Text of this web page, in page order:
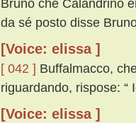
Bruno che Calandrino
da sé posto disse
[Voice: elissa ]
[ 042 ] Buffalmacco,
riguardando, rispose: “
[Voice: elissa ]